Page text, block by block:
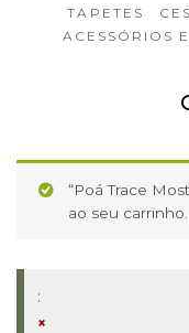
TAPETES
ACESSÓRIOS
“Poá Trace
ao seu carrinho.
×